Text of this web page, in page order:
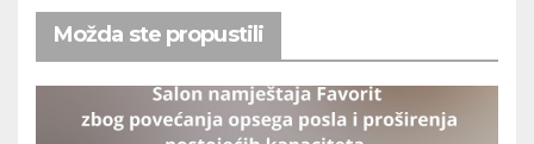
Možda ste propustili